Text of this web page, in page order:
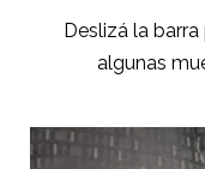
Deslizá la
algunas